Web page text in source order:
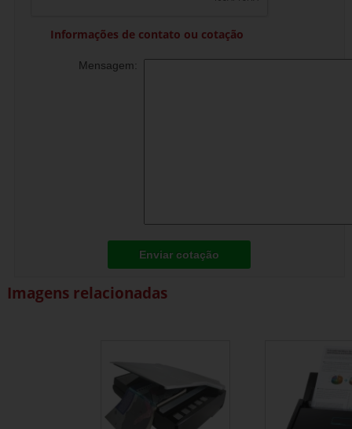
Informações de contato ou cotação
Mensagem:
Enviar cotação
Imagens relacionadas